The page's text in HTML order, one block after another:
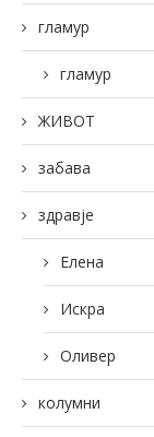
гламур
гламур
ЖИВОТ
забава
здравје
Елена
Искра
Оливер
колумни